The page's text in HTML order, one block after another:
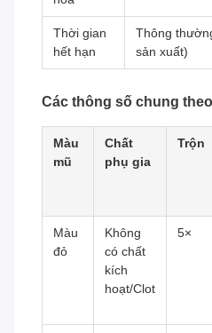
Thời gian
hết hạn
Thông
sản xuất)
Các thông số chung
Màu
mũ
Chất
phụ gia
Trộn
Màu
đỏ
Không
có chất
kích
hoạt/Clot
5×